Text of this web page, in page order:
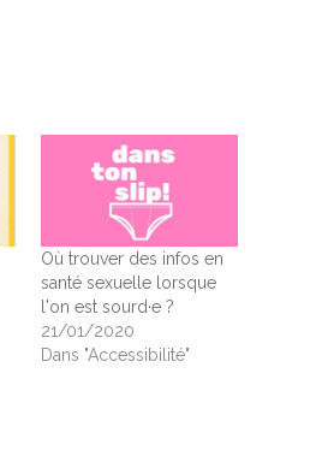
Où trouver des infos en
santé sexuelle lorsque
l'on est sourd·e ?
21/01/2020
Dans "Accessibilité"